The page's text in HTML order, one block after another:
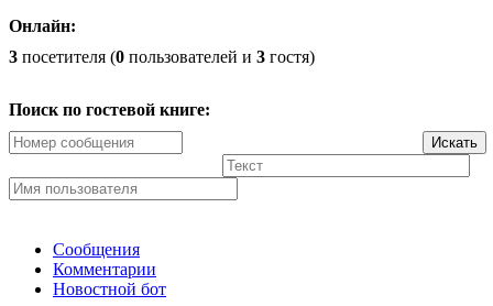
Онлайн:
3 посетителя (0 пользователей и 3 гостя)
Поиск по гостевой книге:
Сообщения
Комментарии
Новостной бот